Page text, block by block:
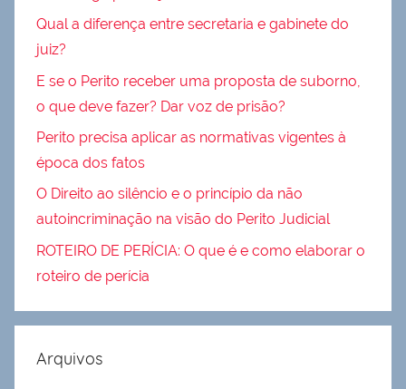
Qual a diferença entre secretaria e gabinete do
juiz?
E se o Perito receber uma proposta de suborno,
o que deve fazer? Dar voz de prisão?
Perito precisa aplicar as normativas vigentes à
época dos fatos
O Direito ao silêncio e o princípio da não
autoincriminação na visão do Perito Judicial
ROTEIRO DE PERÍCIA: O que é e como elaborar o
roteiro de perícia
Arquivos